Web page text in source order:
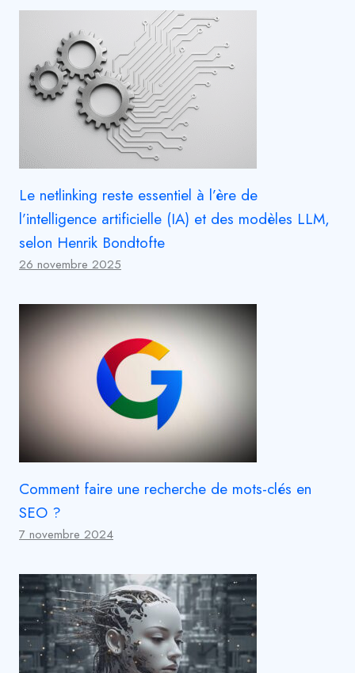
Le netlinking reste essentiel à l’ère de
l’intelligence artificielle (IA) et des modèles LLM,
selon Henrik Bondtofte
26 novembre 2025
Comment faire une recherche de mots-clés en
SEO ?
7 novembre 2024